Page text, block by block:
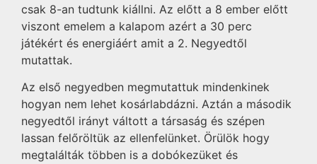
csak 8-an tudtunk kiállni. Az előtt a 8 ember előtt
viszont emelem a kalapom azért a 30 perc
játékért és energiáért amit a 2. Negyedtől
mutattak.
Az első negyedben megmutattuk mindenkinek
hogyan nem lehet kosárlabdázni. Aztán a második
negyedtől irányt váltott a társaság és szépen
lassan felőröltük az ellenfelünket. Örülök hogy
megtalálták többen is a dobókezüket és